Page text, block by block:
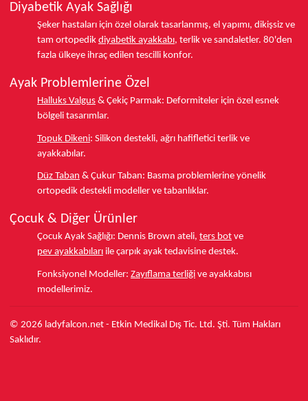
Diyabetik Ayak Sağlığı
Şeker hastaları için özel olarak tasarlanmış, el yapımı, dikişsiz ve
tam ortopedik diyabetik ayakkabı, terlik ve sandaletler. 80'den
fazla ülkeye ihraç edilen tescilli konfor.
Ayak Problemlerine Özel
Halluks Valgus & Çekiç Parmak: Deformiteler için özel esnek
bölgeli tasarımlar.
Topuk Dikeni: Silikon destekli, ağrı hafifletici terlik ve
ayakkabılar.
Düz Taban & Çukur Taban: Basma problemlerine yönelik
ortopedik destekli modeller ve tabanlıklar.
Çocuk & Diğer Ürünler
Çocuk Ayak Sağlığı: Dennis Brown ateli, ters bot ve
pev ayakkabıları ile çarpık ayak tedavisine destek.
Fonksiyonel Modeller: Zayıflama terliği ve ayakkabısı
modellerimiz.
© 2026 ladyfalcon.net - Etkin Medikal Dış Tic. Ltd. Şti. Tüm Hakları
Saklıdır.